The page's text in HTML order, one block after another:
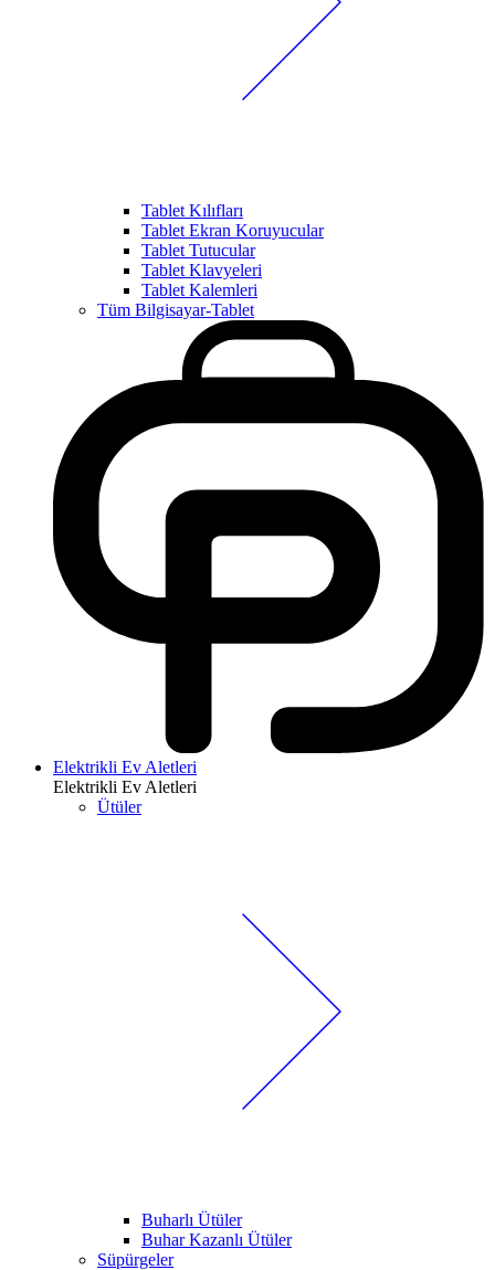
Tablet Kılıfları
Tablet Ekran Koruyucular
Tablet Tutucular
Tablet Klavyeleri
Tablet Kalemleri
Tüm Bilgisayar-Tablet
Elektrikli Ev Aletleri
Elektrikli Ev Aletleri
Ütüler
Buharlı Ütüler
Buhar Kazanlı Ütüler
Süpürgeler